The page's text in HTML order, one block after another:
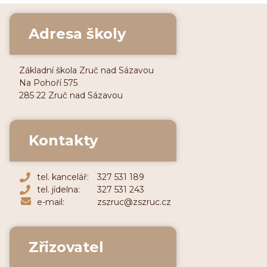
Adresa školy
Základní škola Zruč nad Sázavou
Na Pohoří 575
285 22 Zruč nad Sázavou
Kontakty
tel. kancelář:
327 531 189
tel. jídelna:
327 531 243
e-mail:
zszruc@zszruc.cz
Zřizovatel